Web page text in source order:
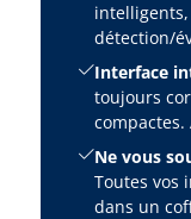
détection/
Interface
toujours
Ne vous
Toutes vos
dans un